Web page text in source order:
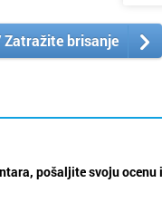
brisanje
pošaljite svoju